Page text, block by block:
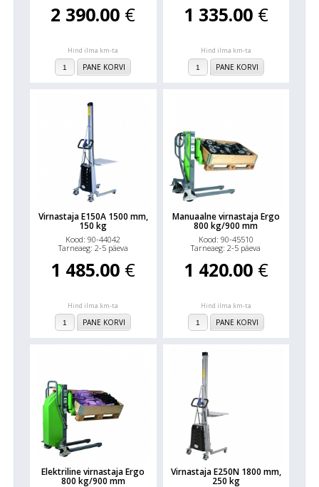
2 390.00 €
Hind ilma km-ta
PANE KORVI
1 335.00 €
Hind ilma km-ta
PANE KORVI
Virnastaja E150A 1500 mm,
150 kg
Kood: 90-44042
Tarneaeg: 2-5 päeva
1 485.00 €
Hind ilma km-ta
PANE KORVI
Manuaalne virnastaja Ergo
800 kg/900 mm
Kood: 90-45510
Tarneaeg: 2-5 päeva
1 420.00 €
Hind ilma km-ta
PANE KORVI
Elektriline virnastaja Ergo
800 kg/900 mm
Virnastaja E250N 1800 mm,
250 kg